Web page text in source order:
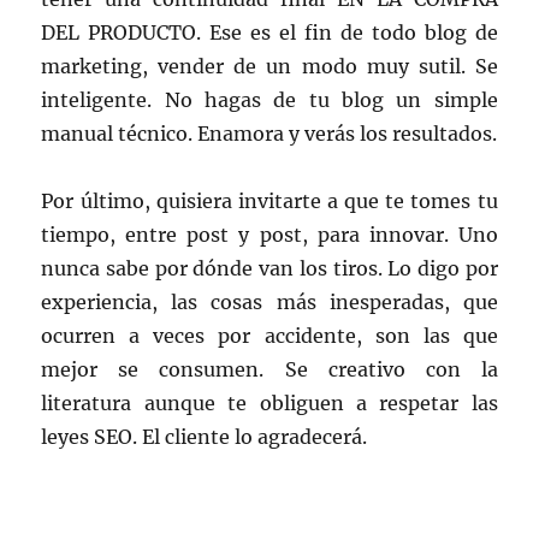
DEL PRODUCTO. Ese es el fin de todo blog de
marketing, vender de un modo muy sutil. Se
inteligente. No hagas de tu blog un simple
manual técnico. Enamora y verás los resultados.
Por último, quisiera invitarte a que te tomes tu
tiempo, entre post y post, para innovar. Uno
nunca sabe por dónde van los tiros. Lo digo por
experiencia, las cosas más inesperadas, que
ocurren a veces por accidente, son las que
mejor se consumen. Se creativo con la
literatura aunque te obliguen a respetar las
leyes SEO. El cliente lo agradecerá.